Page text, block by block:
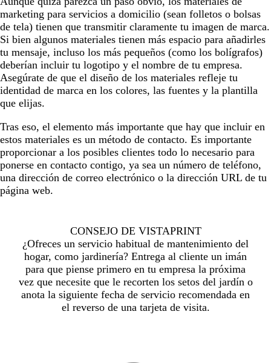
marketing para servicios a domicilio (sean folletos o bolsas
de tela) tienen que transmitir claramente tu imagen de marca.
Si bien algunos materiales tienen más espacio para añadirles
tu mensaje, incluso los más pequeños (como los bolígrafos)
deberían incluir tu logotipo y el nombre de tu empresa.
Asegúrate de que el diseño de los materiales refleje tu
identidad de marca en los colores, las fuentes y la plantilla
que elijas.
Tras eso, el elemento más importante que hay que incluir en
estos materiales es un método de contacto. Es importante
proporcionar a los posibles clientes todo lo necesario para
ponerse en contacto contigo, ya sea un número de teléfono,
una dirección de correo electrónico o la dirección URL de tu
página web.
CONSEJO DE VISTAPRINT
¿Ofreces un servicio habitual de mantenimiento del
hogar, como jardinería? Entrega al cliente un imán
para que piense primero en tu empresa la próxima
vez que necesite que le recorten los setos del jardín o
anota la siguiente fecha de servicio recomendada en
el reverso de una tarjeta de visita.